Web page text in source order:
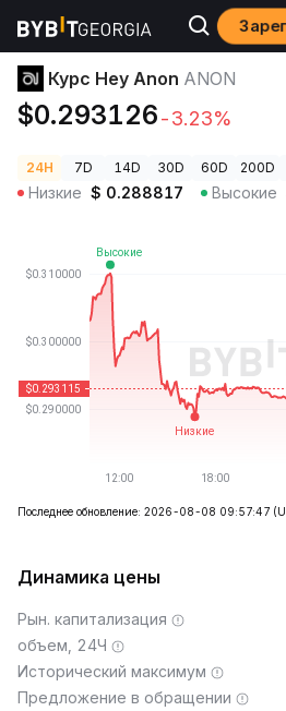
Цены криптовалют Курс Hey Anon
Курс Hey Anon ANON
$0.293126-3.23%
24H 7D 14D 30D 60D 200D
Низкие $ 0.288817 Высокие
Последнее обновление: 2026-08-08 09:57:47
Динамика цены
Рын. капитализация
объем, 24Ч
Исторический максимум
Предложение в обращении